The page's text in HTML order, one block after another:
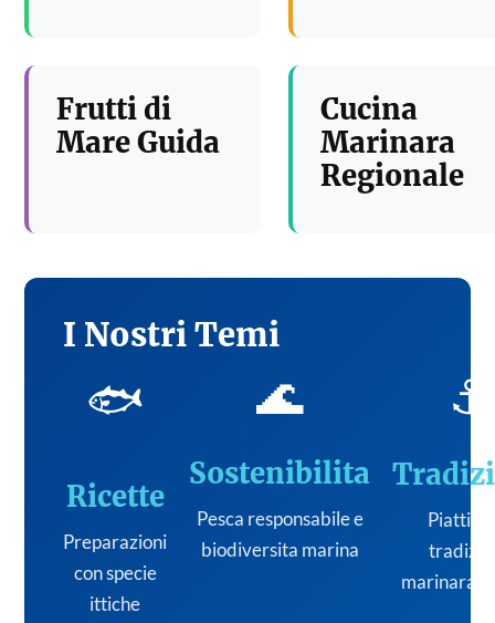
Frutti di
Mare Guida
Cucina
Marinara
Regionale
I Nostri Temi
🐟
Ricette
Preparazioni
con specie
ittiche
🌊
Sostenibilita
Pesca responsabile e
biodiversita marina
⚓
Piatti
marinara